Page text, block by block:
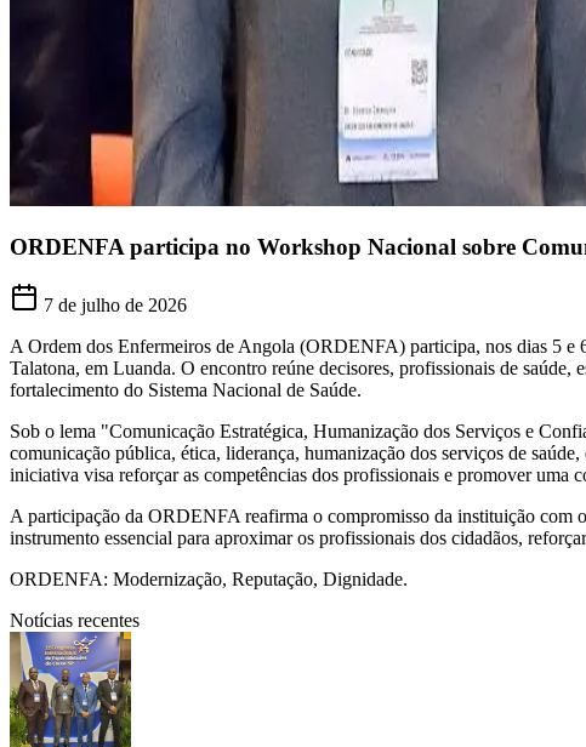
ORDENFA participa no Workshop Nacional sobre
7 de julho de 2026
A Ordem dos Enfermeiros de Angola (ORDENFA) participa, nos dias 5 e
Talatona, em Luanda. O encontro reúne decisores, profissionais de
fortalecimento do Sistema Nacional de Saúde.
Sob o lema "Comunicação Estratégica, Humanização dos Serviços e
comunicação pública, ética, liderança, humanização dos serviços de
iniciativa visa reforçar as competências dos profissionais e promover uma
A participação da ORDENFA reafirma o compromisso da instituição com
instrumento essencial para aproximar os profissionais dos cidadãos,
ORDENFA: Modernização, Reputação, Dignidade.
Notícias recentes